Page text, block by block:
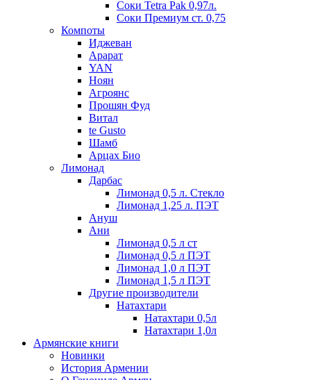
Соки Tetra Pak 0,97л.
Соки Премиум ст. 0,75
Компоты
Иджеван
Арарат
YAN
Ноян
Агроянс
Прошян Фуд
Витал
te Gusto
Шамб
Арцах Био
Лимонад
Дарбас
Лимонад 0,5 л. Стекло
Лимонад 1,25 л. ПЭТ
Ануш
Ани
Лимонад 0,5 л ст
Лимонад 0,5 л ПЭТ
Лимонад 1,0 л ПЭТ
Лимонад 1,5 л ПЭТ
Другие производители
Натахтари
Натахтари 0,5л
Натахтари 1,0л
Армянские книги
Новинки
История Армении